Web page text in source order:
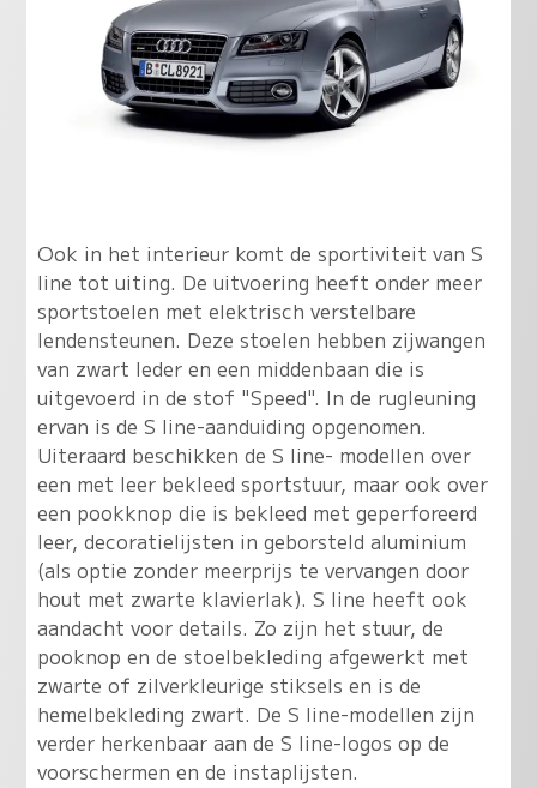
Ook in het interieur komt de sportiviteit van S
line tot uiting. De uitvoering heeft onder meer
sportstoelen met elektrisch verstelbare
lendensteunen. Deze stoelen hebben zijwangen
van zwart leder en een middenbaan die is
uitgevoerd in de stof "Speed". In de rugleuning
ervan is de S line-aanduiding opgenomen.
Uiteraard beschikken de S line- modellen over
een met leer bekleed sportstuur, maar ook over
een pookknop die is bekleed met geperforeerd
leer, decoratielijsten in geborsteld aluminium
(als optie zonder meerprijs te vervangen door
hout met zwarte klavierlak). S line heeft ook
aandacht voor details. Zo zijn het stuur, de
pooknop en de stoelbekleding afgewerkt met
zwarte of zilverkleurige stiksels en is de
hemelbekleding zwart. De S line-modellen zijn
verder herkenbaar aan de S line-logos op de
voorschermen en de instaplijsten.